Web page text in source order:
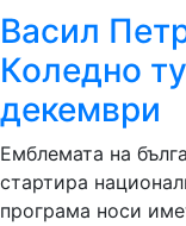
Васил
Коледно
декември
Емблемата на
стартира
програма носи